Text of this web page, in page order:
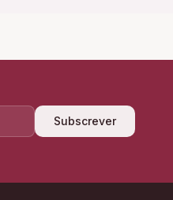
Subscrever